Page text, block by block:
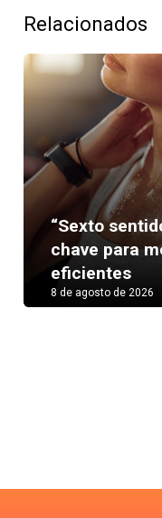
Relacionados
“Sexto
chave para
eficientes
8 de agosto de 2026